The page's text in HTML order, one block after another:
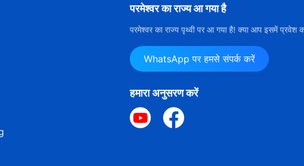
परमेश्वर का राज्य आ गया है
परमेश्वर का राज्य पृथ्वी पर आ गया है! क्या आप इसमें प्रवेश
WhatsApp पर हमसे संपर्क करें
हमारा अनुसरण करें